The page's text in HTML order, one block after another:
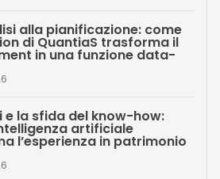
alla pianificazione: come
di QuantiaS trasforma il
in una funzione data-
e la sfida del know-how:
artificiale
l’esperienza in patrimonio